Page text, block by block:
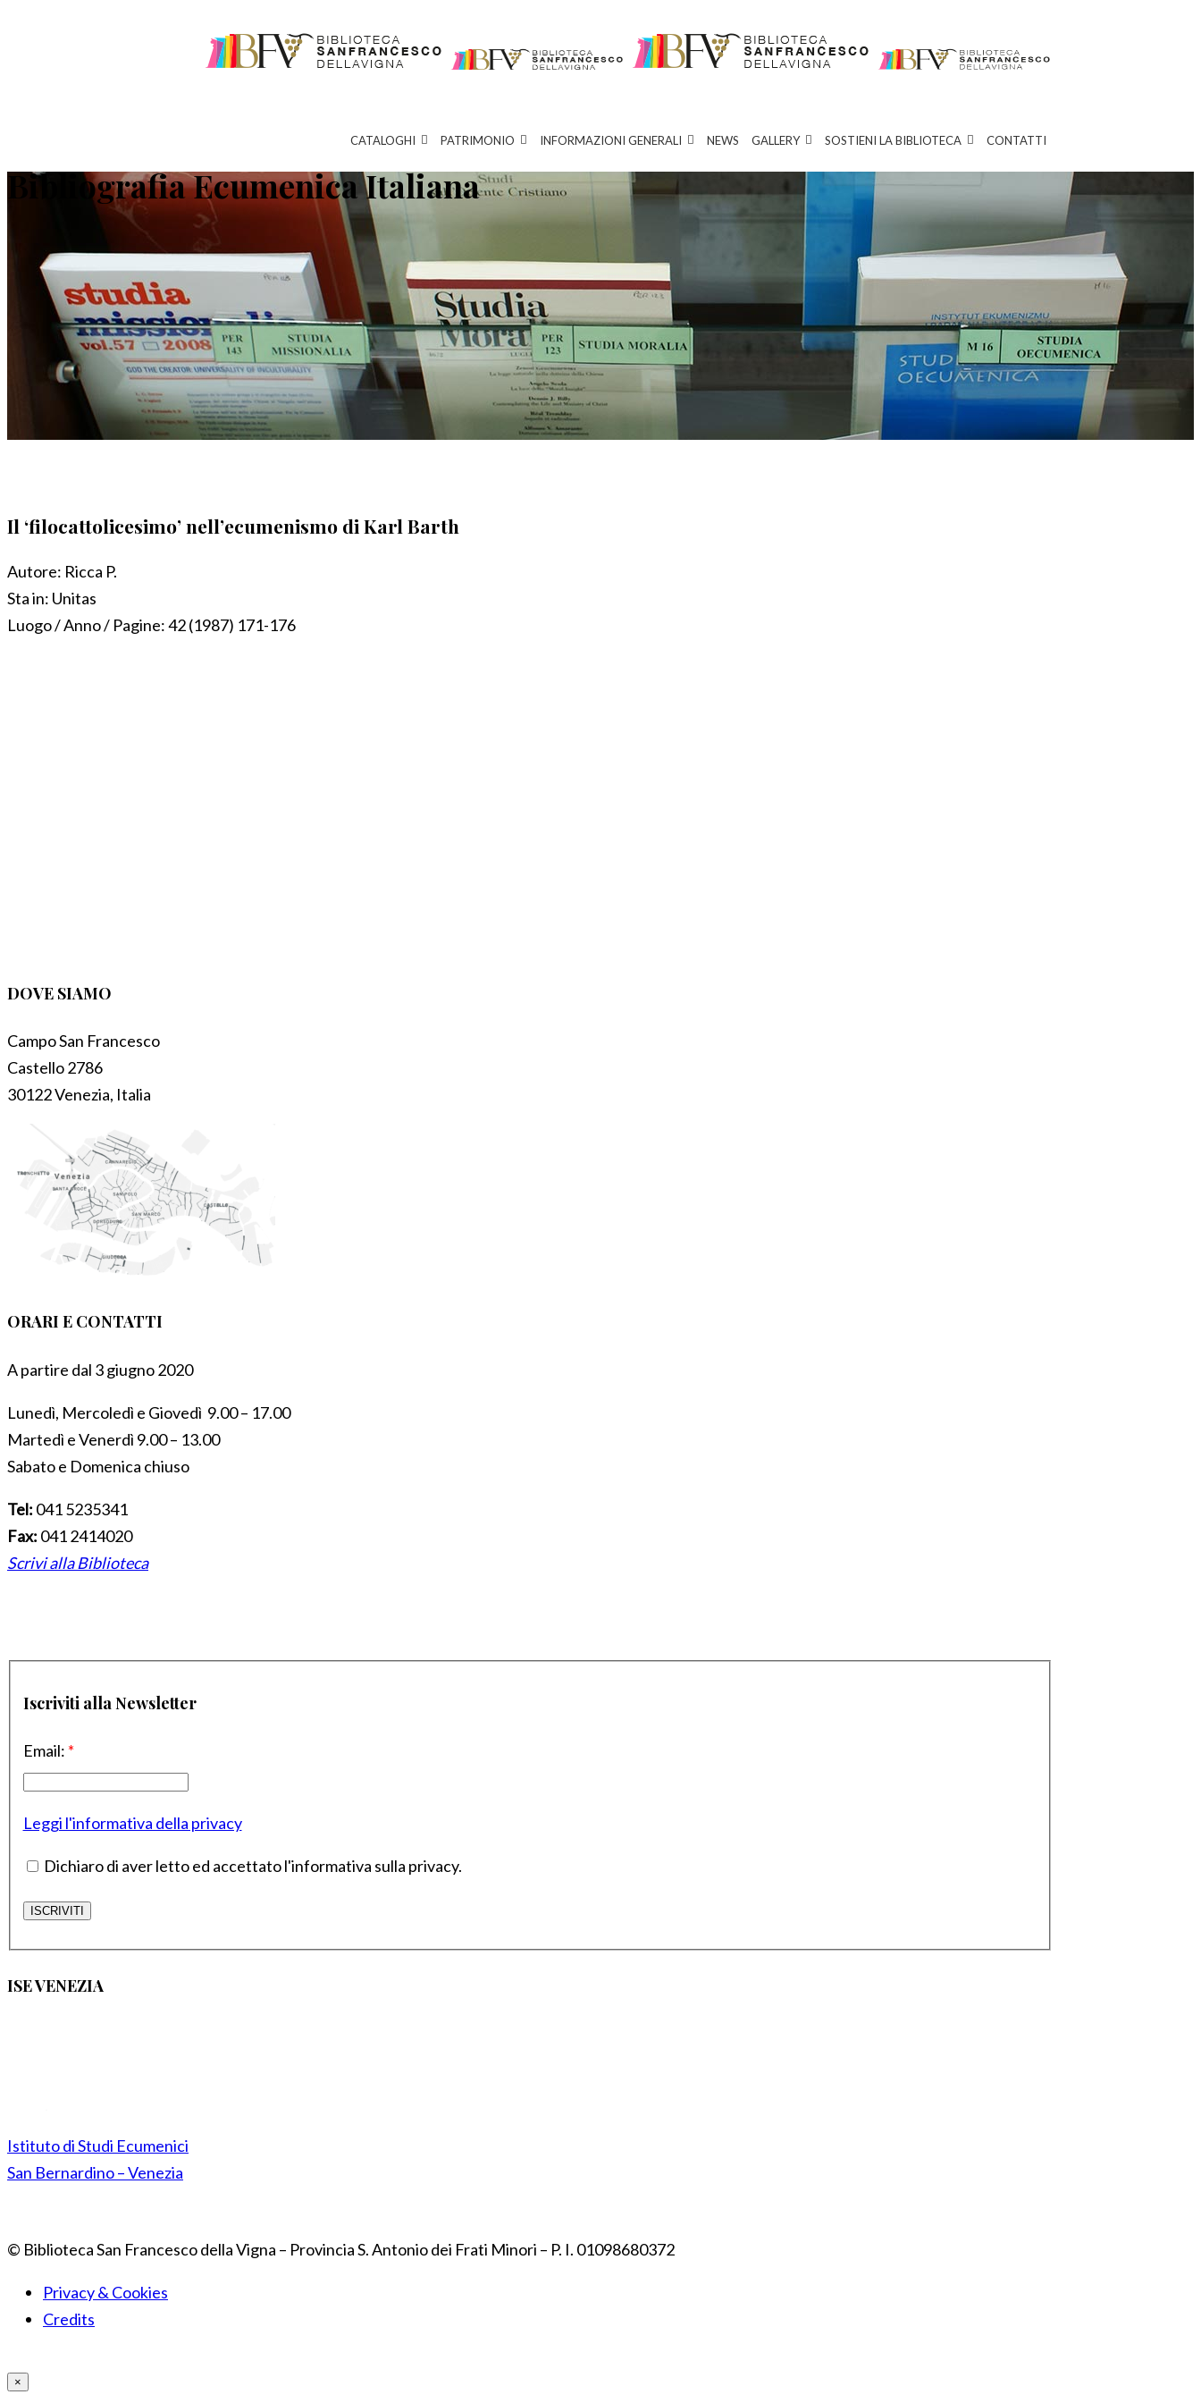
CATALOGHI PATRIMONIO INFORMAZIONI GENERALI NEWS GALLERY SOSTIENI LA BIBLIOTECA CONTATTI
Bibliografia Ecumenica Italiana
Il ‘filocattolicesimo’ nell’ecumenismo di Karl Barth
Autore: Ricca P.
Sta in: Unitas
Luogo / Anno / Pagine:42 (1987) 171-176
DOVE SIAMO
Campo San Francesco
Castello 2786
30122 Venezia, Italia
ORARI E CONTATTI
A partire dal 3 giugno 2020
Lunedì, Mercoledì e Giovedì 9.00 – 17.00
Martedì e Venerdì 9.00 – 13.00
Sabato e Domenica chiuso
Tel: 041 5235341
Fax: 041 2414020
Scrivi alla Biblioteca
Iscriviti alla Newsletter
Email: *
Leggi l'informativa della privacy
Dichiaro di aver letto ed accettato l'informativa sulla privacy.
ISE VENEZIA
Istituto di Studi Ecumenici
San Bernardino – Venezia
© Biblioteca San Francesco della Vigna – Provincia S. Antonio dei Frati Minori – P. I. 01098680372
Privacy & Cookies
Credits
×